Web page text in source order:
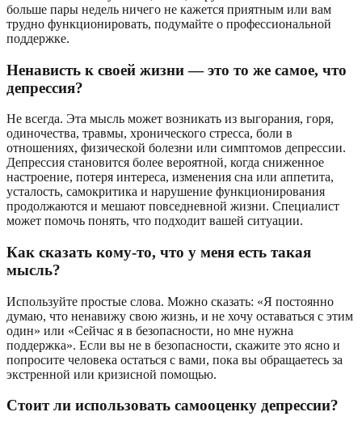
больше пары недель ничего не кажется приятным или вам
трудно функционировать, подумайте о профессиональной
поддержке.
Ненависть к своей жизни — это то же самое, что
депрессия?
Не всегда. Эта мысль может возникать из выгорания, горя,
одиночества, травмы, хронического стресса, боли в
отношениях, физической болезни или симптомов депрессии.
Депрессия становится более вероятной, когда сниженное
настроение, потеря интереса, изменения сна или аппетита,
усталость, самокритика и нарушение функционирования
продолжаются и мешают повседневной жизни. Специалист
может помочь понять, что подходит вашей ситуации.
Как сказать кому-то, что у меня есть такая
мысль?
Используйте простые слова. Можно сказать: «Я постоянно
думаю, что ненавижу свою жизнь, и не хочу оставаться с этим
один» или «Сейчас я в безопасности, но мне нужна
поддержка». Если вы не в безопасности, скажите это ясно и
попросите человека остаться с вами, пока вы обращаетесь за
экстренной или кризисной помощью.
Стоит ли использовать самооценку депрессии?